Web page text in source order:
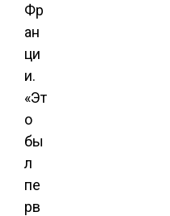
Фр
ан
ци
и.
«Эт
о
бы
л
пе
рв